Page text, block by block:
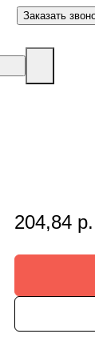
Заказать
204,84 р.